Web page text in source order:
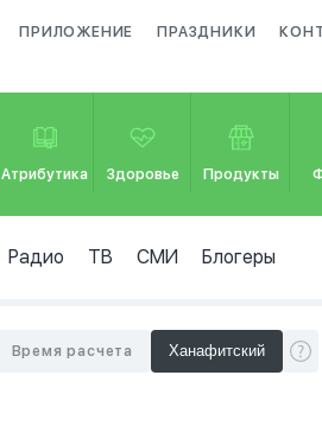
ПРИЛОЖЕНИЕ ПРАЗДНИКИ
Атрибутика Здоровье Продукты
Радио ТВ СМИ Блогеры
Время расчета